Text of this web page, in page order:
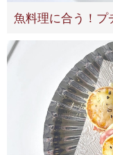
魚料理に合う！プ